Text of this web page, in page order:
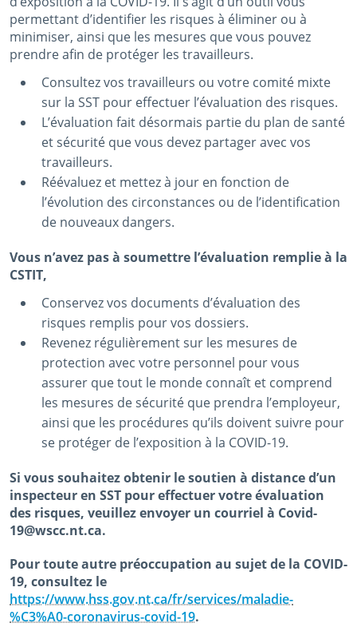
permettant d’identifier les risques à éliminer ou à
minimiser, ainsi que les mesures que vous pouvez
prendre afin de protéger les travailleurs.
Consultez vos travailleurs ou votre comité mixte
sur la SST pour effectuer l’évaluation des risques.
L’évaluation fait désormais partie du plan de santé
et sécurité que vous devez partager avec vos
travailleurs.
Réévaluez et mettez à jour en fonction de
l’évolution des circonstances ou de l’identification
de nouveaux dangers.
Vous n’avez pas à soumettre l’évaluation remplie à la
CSTIT,
Conservez vos documents d’évaluation des
risques remplis pour vos dossiers.
Revenez régulièrement sur les mesures de
protection avec votre personnel pour vous
assurer que tout le monde connaît et comprend
les mesures de sécurité que prendra l’employeur,
ainsi que les procédures qu’ils doivent suivre pour
se protéger de l’exposition à la COVID-19.
Si vous souhaitez obtenir le soutien à distance d’un
inspecteur en SST pour effectuer votre évaluation
des risques, veuillez envoyer un courriel à Covid-
19@wscc.nt.ca.
Pour toute autre préoccupation au sujet de la COVID-
19, consultez le
https://www.hss.gov.nt.ca/fr/services/maladie-
%C3%A0-coronavirus-covid-19.